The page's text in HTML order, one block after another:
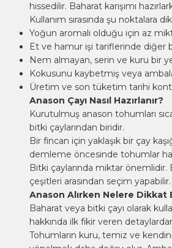
hissedilir. Baharat karışımı
Kullanım sırasında şu noktalara
Yoğun aromalı olduğu için az
Et ve hamur işi tariflerinde diğer
Nem almayan, serin ve kuru bir
Kokusunu kaybetmiş veya
Üretim ve son tüketim tarihi
Anason Çayı Nasıl Hazırlanır?
Kurutulmuş anason tohumları
bitki çaylarından biridir.
Bir fincan için yaklaşık bir çay
demleme öncesinde tohumlar
Bitki çaylarında miktar
çeşitleri arasından seçim yapabilir.
Anason Alırken Nelere Dikkat
Baharat veya bitki çayı olarak
hakkında ilk fikir veren
Tohumların kuru, temiz ve